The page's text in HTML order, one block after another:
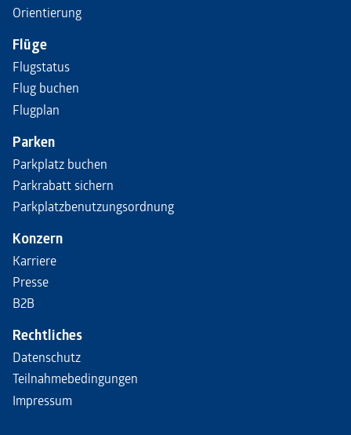
Orientierung
Flüge
Flugstatus
Flug buchen
Flugplan
Parken
Parkplatz buchen
Parkrabatt sichern
Parkplatzbenutzungsordnung
Konzern
Karriere
Presse
B2B
Rechtliches
Datenschutz
Teilnahmebedingungen
Impressum